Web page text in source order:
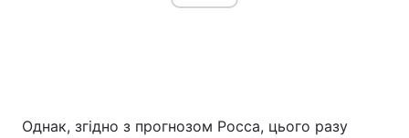
Однак, згідно з прогнозом Росса, цього разу